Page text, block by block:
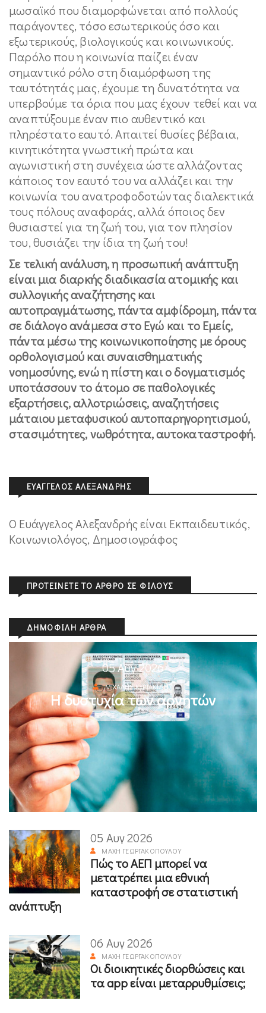
μωσαϊκό που διαμορφώνεται από πολλούς
παράγοντες, τόσο εσωτερικούς όσο και
εξωτερικούς, βιολογικούς και κοινωνικούς.
Παρόλο που η κοινωνία παίζει έναν
σημαντικό ρόλο στη διαμόρφωση της
ταυτότητάς μας, έχουμε τη δυνατότητα να
υπερβούμε τα όρια που μας έχουν τεθεί και να
αναπτύξουμε έναν πιο αυθεντικό και
πληρέστατο εαυτό. Απαιτεί θυσίες βέβαια,
κινητικότητα γνωστική πρώτα και
αγωνιστική στη συνέχεια ώστε αλλάζοντας
κάποιος τον εαυτό του να αλλάζει και την
κοινωνία του ανατροφοδοτώντας διαλεκτικά
τους πόλους αναφοράς, αλλά όποιος δεν
θυσιαστεί για τη ζωή του, για τον πλησίον
του, θυσιάζει την ίδια τη ζωή του!
Σε τελική ανάλυση, η προσωπική ανάπτυξη
είναι μια διαρκής διαδικασία ατομικής και
συλλογικής αναζήτησης και
αυτοπραγμάτωσης, πάντα αμφίδρομη, πάντα
σε διάλογο ανάμεσα στο Εγώ και το Εμείς,
πάντα μέσω της κοινωνικοποίησης με όρους
ορθολογισμού και συναισθηματικής
νοημοσύνης, ενώ η πίστη και ο δογματισμός
υποτάσσουν το άτομο σε παθολογικές
εξαρτήσεις, αλλοτριώσεις, αναζητήσεις
μάταιου μεταφυσικού αυτοπαρηγορητισμού,
στασιμότητες, νωθρότητα, αυτοκαταστροφή.
ΕΥΆΓΓΕΛΟΣ ΑΛΕΞΑΝΔΡΉΣ
Ο Ευάγγελος Αλεξανδρής είναι Εκπαιδευτικός,
Κοινωνιολόγος, Δημοσιογράφος
ΠΡΟΤΕΊΝΕΤΕ ΤΟ ΆΡΘΡΟ ΣΕ ΦΊΛΟΥΣ
ΔΗΜΟΦΙΛΉ ΆΡΘΡΑ
05 Αυγ 2026
ΜΙΧΆΛΗΣ ΚΥΡΙΑΚΊΔΗΣ
Η δυστυχία των αρνητών
05 Αυγ 2026
ΜΆΧΗ ΓΕΩΡΓΑΚΟΠΟΎΛΟΥ
Πώς το ΑΕΠ μπορεί να
μετατρέπει μια εθνική
καταστροφή σε στατιστική
ανάπτυξη
06 Αυγ 2026
ΜΆΧΗ ΓΕΩΡΓΑΚΟΠΟΎΛΟΥ
Οι διοικητικές διορθώσεις και
τα app είναι μεταρρυθμίσεις;